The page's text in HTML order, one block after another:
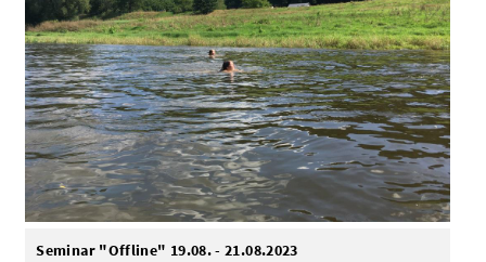
Seminar "Offline" 19.08. - 21.08.2023